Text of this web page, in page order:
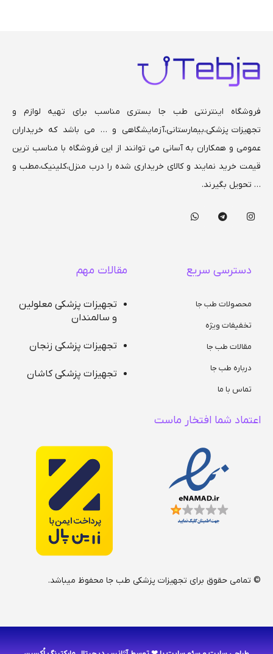
فروشگاه اینترنتی طب جا بستری مناسب برای تهیه لوازم و
تجهیزات پزشکی،بیمارستانی،آزمایشگاهی و … می باشد که خریداران
عمومی و همکاران به آسانی می توانند از این فروشگاه با مناسب ترین
قیمت خرید نمایند و کالای خریداری شده را درب منزل،کلینیک،مطب و
… تحویل بگیرند.
دسترسی سریع
محصولات طب جا
تخفیفات ویژه
مقالات طب جا
درباره طب جا
تماس با ما
مقالات مهم
تجهیزات پزشکی معلولین
و سالمندان
تجهیزات پزشکی زنجان
تجهیزات پزشکی کاشان
اعتماد شما افتخار ماست
© تمامی حقوق برای تجهیزات پزشکی طب جا محفوظ میباشد.